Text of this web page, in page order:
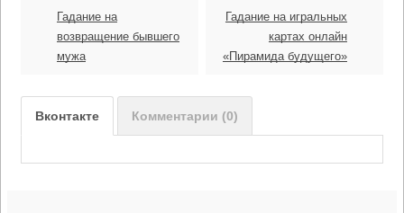
Гадание на
возвращение бывшего
мужа
Гадание на игральных
картах онлайн
«Пирамида будущего»
Вконтакте Комментарии (0)